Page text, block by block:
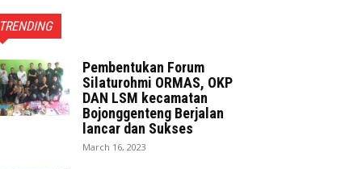
Pembentukan Forum
Silaturohmi ORMAS, OKP
DAN LSM kecamatan
Bojonggenteng Berjalan
lancar dan Sukses
March 16, 2023